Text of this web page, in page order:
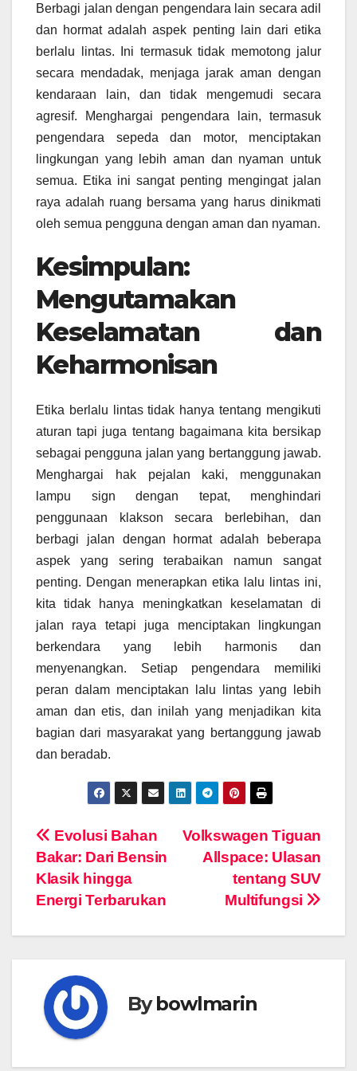
Berbagi jalan dengan pengendara lain secara adil
dan hormat adalah aspek penting lain dari etika
berlalu lintas. Ini termasuk tidak memotong jalur
secara mendadak, menjaga jarak aman dengan
kendaraan lain, dan tidak mengemudi secara
agresif. Menghargai pengendara lain, termasuk
pengendara sepeda dan motor, menciptakan
lingkungan yang lebih aman dan nyaman untuk
semua. Etika ini sangat penting mengingat jalan
raya adalah ruang bersama yang harus dinikmati
oleh semua pengguna dengan aman dan nyaman.
Kesimpulan:
Mengutamakan
Keselamatan dan
Keharmonisan
Etika berlalu lintas tidak hanya tentang mengikuti
aturan tapi juga tentang bagaimana kita bersikap
sebagai pengguna jalan yang bertanggung jawab.
Menghargai hak pejalan kaki, menggunakan
lampu sign dengan tepat, menghindari
penggunaan klakson secara berlebihan, dan
berbagi jalan dengan hormat adalah beberapa
aspek yang sering terabaikan namun sangat
penting. Dengan menerapkan etika lalu lintas ini,
kita tidak hanya meningkatkan keselamatan di
jalan raya tetapi juga menciptakan lingkungan
berkendara yang lebih harmonis dan
menyenangkan. Setiap pengendara memiliki
peran dalam menciptakan lalu lintas yang lebih
aman dan etis, dan inilah yang menjadikan kita
bagian dari masyarakat yang bertanggung jawab
dan beradab.
Navigasi
pos
Volkswagen Tiguan
Allspace: Ulasan
tentang SUV
Multifungsi
Evolusi Bahan
Bakar: Dari Bensin
Klasik hingga
Energi Terbarukan
Bybowlmarin